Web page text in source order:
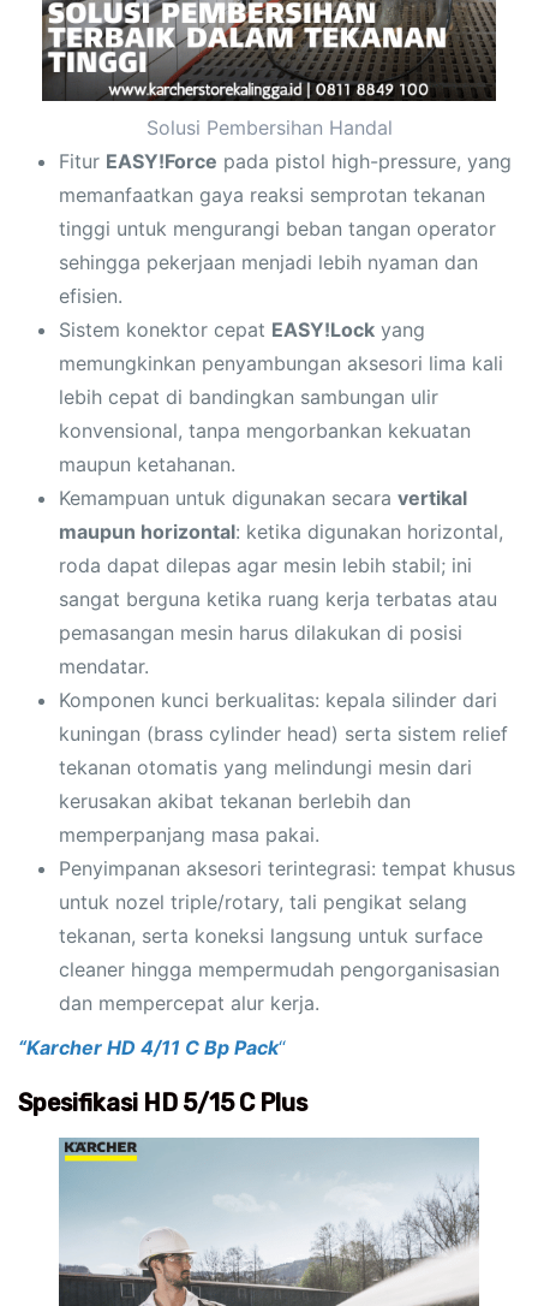
Solusi Pembersihan Handal
Fitur EASY!Force pada pistol high-pressure, yang
memanfaatkan gaya reaksi semprotan tekanan
tinggi untuk mengurangi beban tangan operator
sehingga pekerjaan menjadi lebih nyaman dan
efisien.
Sistem konektor cepat EASY!Lock yang
memungkinkan penyambungan aksesori lima kali
lebih cepat di bandingkan sambungan ulir
konvensional, tanpa mengorbankan kekuatan
maupun ketahanan.
Kemampuan untuk digunakan secaravertikal
maupun horizontal: ketika digunakan horizontal,
roda dapat dilepas agar mesin lebih stabil; ini
sangat berguna ketika ruang kerja terbatas atau
pemasangan mesin harus dilakukan di posisi
mendatar.
Komponen kunci berkualitas: kepala silinder dari
kuningan (brass cylinder head) serta sistem relief
tekanan otomatis yang melindungi mesin dari
kerusakan akibat tekanan berlebih dan
memperpanjang masa pakai.
Penyimpanan aksesori terintegrasi: tempat khusus
untuk nozel triple/rotary, tali pengikat selang
tekanan, serta koneksi langsung untuk surface
cleaner hingga mempermudah pengorganisasian
dan mempercepat alur kerja.
“Karcher HD 4/11 C Bp Pack“
Spesifikasi HD 5/15 C Plus